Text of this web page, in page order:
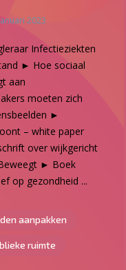
2023
Infectieziekten
► Hoe sociaal
aan
moeten zich
►
– white paper
over wijkgericht
► Boek
op gezondheid ...
aanpakken
ruimte